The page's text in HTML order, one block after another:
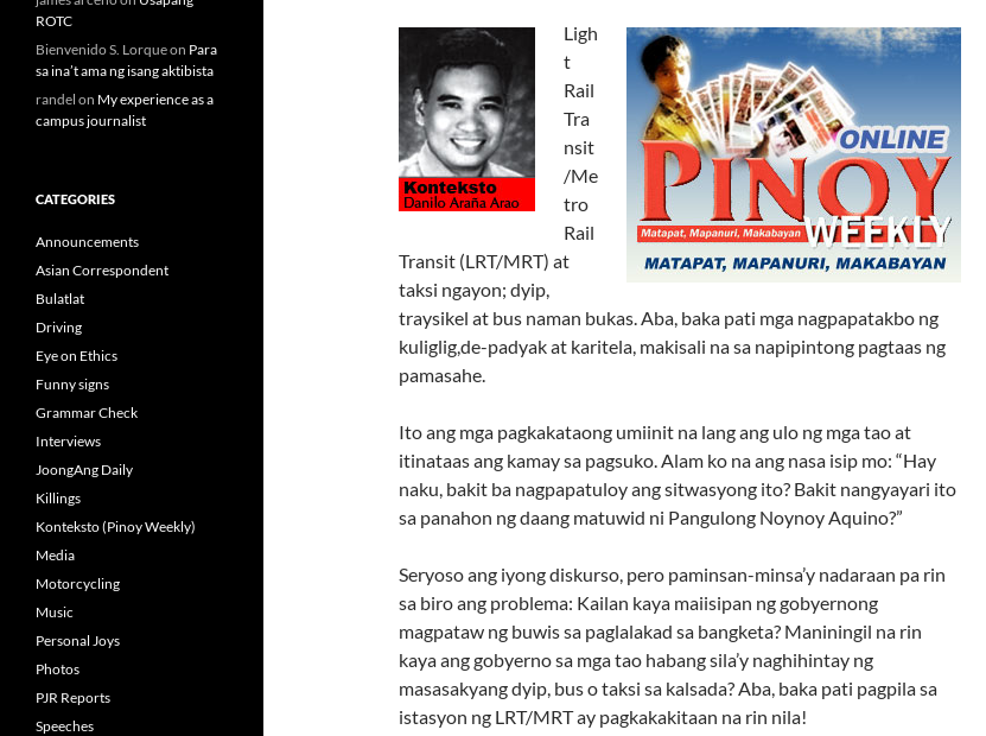
Ligh
t
Rail
Tra
nsit
/Me
tro
Rail
Transit (LRT/MRT) at
taksi ngayon; dyip,
traysikel at bus naman bukas. Aba, baka pati mga nagpapatakbo ng
kuliglig,de-padyak at karitela, makisali na sa napipintong pagtaas ng
pamasahe.
Ito ang mga pagkakataong umiinit na lang ang ulo ng mga tao at
itinataas ang kamay sa pagsuko. Alam ko na ang nasa isip mo: “Hay
naku, bakit ba nagpapatuloy ang sitwasyong ito? Bakit nangyayari ito
sa panahon ng daang matuwid ni Pangulong Noynoy Aquino?”
Seryoso ang iyong diskurso, pero paminsan-minsa’y nadaraan pa rin
sa biro ang problema: Kailan kaya maiisipan ng gobyernong
magpataw ng buwis sa paglalakad sa bangketa? Maniningil na rin
kaya ang gobyerno sa mga tao habang sila’y naghihintay ng
masasakyang dyip, bus o taksi sa kalsada? Aba, baka pati pagpila sa
istasyon ng LRT/MRT ay pagkakakitaan na rin nila!
ROTC
Bienvenido S. Lorqueon Para
sa ina’t ama ng isang aktibista
randel on My experience as a
campus journalist
CATEGORIES
Announcements
Asian Correspondent
Bulatlat
Driving
Eye on Ethics
Funny signs
Grammar Check
Interviews
JoongAng Daily
Killings
Konteksto (Pinoy Weekly)
Media
Motorcycling
Music
Personal Joys
Photos
PJR Reports
Speeches